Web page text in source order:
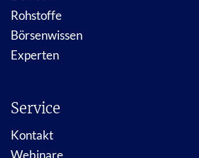
Rohstoffe
Börsenwissen
Experten
Service
Kontakt
Webinare